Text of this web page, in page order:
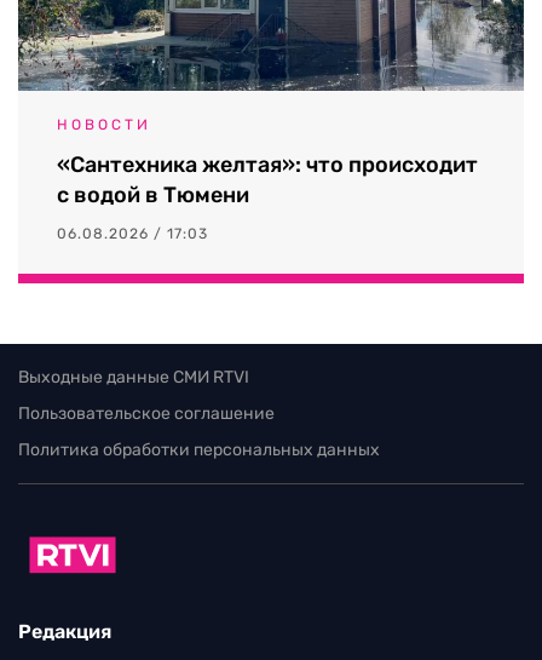
НОВОСТИ
«Сантехника желтая»: что происходит
с водой в Тюмени
06.08.2026 / 17:03
Выходные данные СМИ RTVI
Пользовательское соглашение
Политика обработки персональных данных
Редакция